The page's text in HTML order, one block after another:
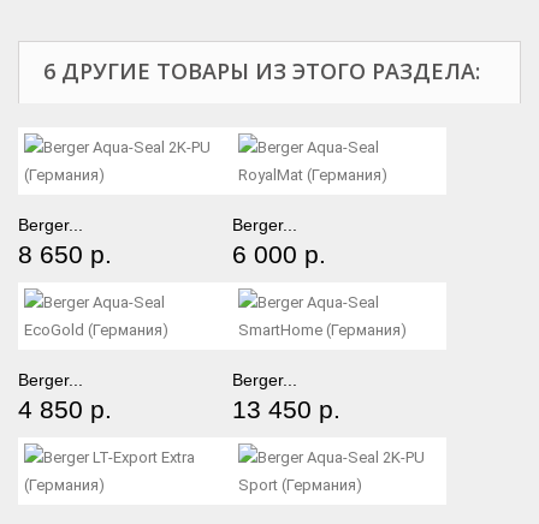
6 ДРУГИЕ ТОВАРЫ ИЗ ЭТОГО РАЗДЕЛА:
Berger...
8 650 р.
Berger...
6 000 р.
Berger...
4 850 р.
Berger...
13 450 р.